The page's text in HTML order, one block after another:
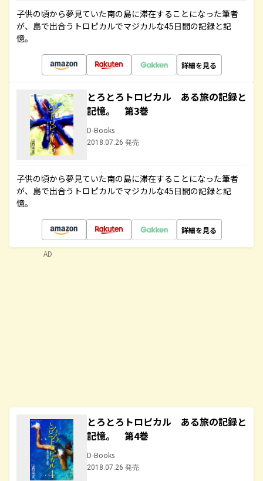
子供の頃から夢見ていた南の島に滞在することになった筆者
が、島で出合うトロピカルでマジカルな45日間の記録と記
憶。
詳細を見る
とろとろトロピカル ある旅の記録と
記憶。 第3巻
D-Books
2018.07.26 発売
子供の頃から夢見ていた南の島に滞在することになった筆者
が、島で出合うトロピカルでマジカルな45日間の記録と記
憶。
詳細を見る
とろとろトロピカル ある旅の記録と
記憶。 第4巻
D-Books
2018.07.26 発売
AD